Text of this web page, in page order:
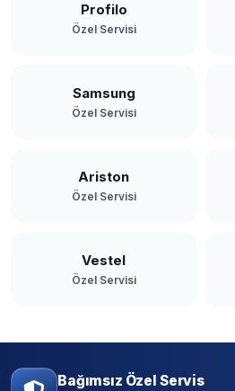
Profilo
Özel Servisi
Samsung
Özel Servisi
Ariston
Özel Servisi
Vestel
Özel Servisi
Bağımsız Özel Servis